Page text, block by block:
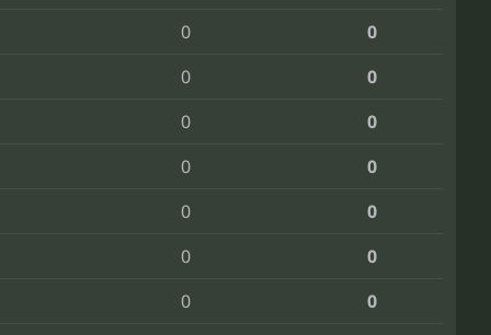
0
0
0
0
0
0
0
0
0
0
0
0
0
0